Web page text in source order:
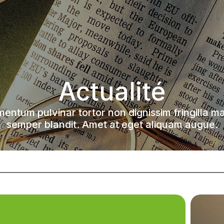
Actualité
pulvinar tortor non dignissim fringilla
semper blandit. Amet at eget aliquam augue.